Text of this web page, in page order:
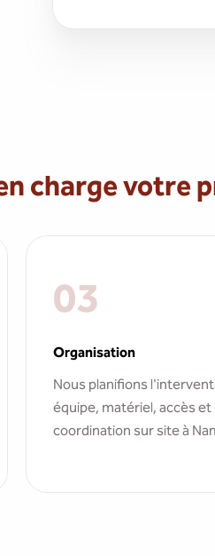
charge votre
03
Organisation
Nous planifions
équipe, matériel, accès et
coordination sur site à